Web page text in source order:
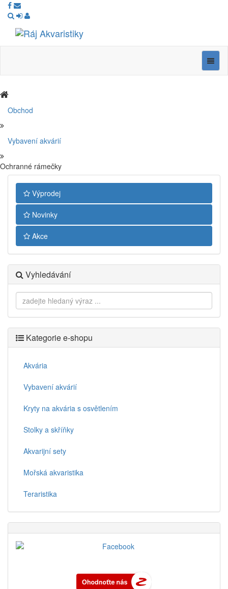
Ráj
Obchod
Vybavení akvárií
Ochranné rámečky
Výprodej
Novinky
Akce
Vyhledávání
Kategorie e-shopu
Akvária
Vybavení akvárií
Kryty na akvária s osvětlením
Stolky a skříňky
Akvarijní sety
Mořská akvaristika
Teraristika